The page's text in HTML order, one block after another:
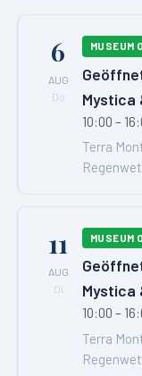
6
AUG
Do
MUSEUM
Mystica
10:00 –
Terra
11
AUG
Di
MUSEUM
Mystica
10:00 –
Terra